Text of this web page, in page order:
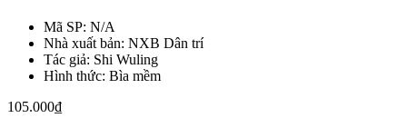
Mã SP: N/A
Nhà xuất bản: NXB Dân trí
Tác giả: Shi Wuling
Hình thức: Bìa mềm
105.000₫